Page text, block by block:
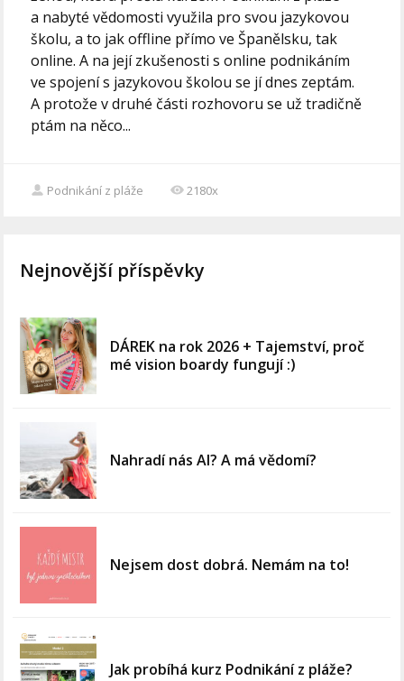
a nabyté vědomosti využila pro svou jazykovou
školu, a to jak offline přímo ve Španělsku, tak
online. A na její zkušenosti s online podnikáním
ve spojení s jazykovou školou se jí dnes zeptám.
A protože v druhé části rozhovoru se už tradičně
ptám na něco...
Podnikání z pláže 2180x
Nejnovější příspěvky
DÁREK na rok 2026 + Tajemství, proč
mé vision boardy fungují :)
Nahradí nás AI? A má vědomí?
Nejsem dost dobrá. Nemám na to!
Jak probíhá kurz Podnikání z pláže?